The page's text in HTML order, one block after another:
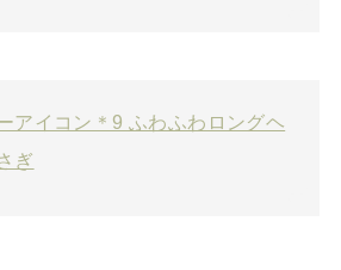
アイコン＊9 ふわふわロングヘ
ぎ